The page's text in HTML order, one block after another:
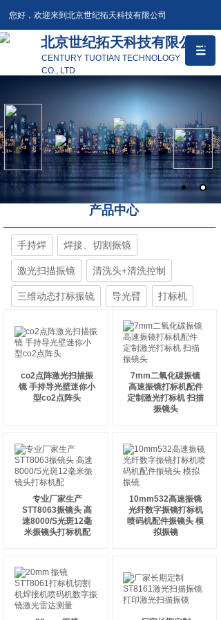
您好，欢迎来到北京世纪拓天科技有限公司
北京世纪拓天科技有限公司
CENTURY TUOTIAN TECHNOLOGY
CO., LTD
产品中心
手持焊 焊接、切割振镜
激光扫描振镜 清洗头+清洗控制
三维动态打标振镜 导光臂 打标机
co2点阵激光扫描振
镜 手持导光壁迷你小
型co2点阵头
7mm二氧化碳振镜
高速振镜打标机配件
定制激光打标机 扫描
振镜头
专业厂家生产
STT8063振镜头 高
速8000/S光斑12毫
米振镜头打标机配
10mm532高速振镜
光纤数字振镜打标机
喷码机配件振镜头 模
拟振镜